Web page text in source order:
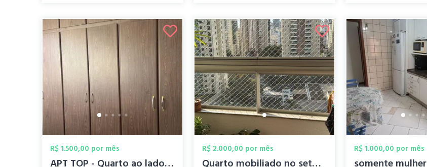
R$ 1.500,00 por mês
APT TOP - Quarto ao lado do Hospital HU...
R$ 2.000,00 por mês
Quarto mobiliado no setor serrinha
R$ 1.000,00 por mês
somente mulher